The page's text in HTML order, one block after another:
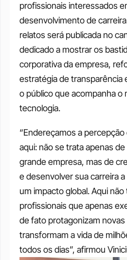
profissionais interessados
desenvolvimento de
relatos será publicada no
dedicado a mostrar os
corporativa da empresa,
estratégia de transparência
o público que acompanha o
tecnologia.
“Endereçamos a
aqui: não se trata apenas
grande empresa, mas de
e desenvolver sua carreira
um impacto global. Aqui
profissionais que apenas
de fato protagonizam
transformam a vida de
todos os dias”, afirmou